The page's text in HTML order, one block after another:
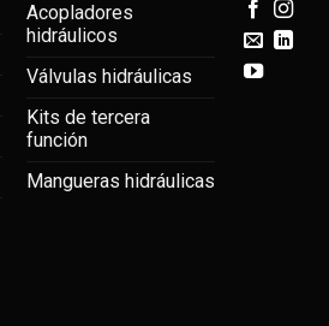
Acopladores
hidráulicos
Válvulas hidráulicas
Kits de tercera
función
Mangueras hidráulicas